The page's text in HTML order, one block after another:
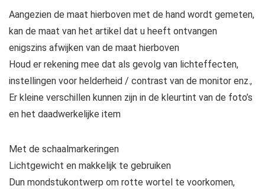
Aangezien de maat hierboven met de hand wordt gemeten,
kan de maat van het artikel dat u heeft ontvangen
enigszins afwijken van de maat hierboven
Houd er rekening mee dat als gevolg van lichteffecten,
instellingen voor helderheid / contrast van de monitor enz.,
Er kleine verschillen kunnen zijn in de kleurtint van de foto’s
en het daadwerkelijke item
Met de schaalmarkeringen
Lichtgewicht en makkelijk te gebruiken
Dun mondstukontwerp om rotte wortel te voorkomen,